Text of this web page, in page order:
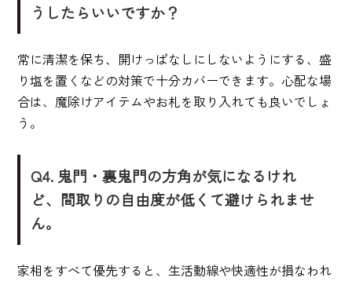
うしたらいいですか？
常に清潔を保ち、開けっぱなしにしないようにする、盛
り塩を置くなどの対策で十分カバーできます。心配な場
合は、魔除けアイテムやお札を取り入れても良いでしょ
う。
Q4. 鬼門・裏鬼門の方角が気になるけれ
ど、間取りの自由度が低くて避けられませ
ん。
家相をすべて優先すると、生活動線や快適性が損なわれ